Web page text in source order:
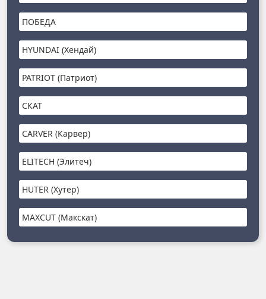
ПОБЕДА
HYUNDAI (Хендай)
PATRIOT (Патриот)
СКАТ
CARVER (Карвер)
ELITECH (Элитеч)
HUTER (Хутер)
MAXCUT (Макскат)